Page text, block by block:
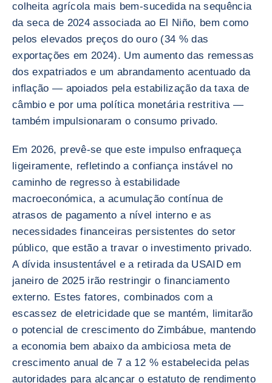
colheita agrícola mais bem-sucedida na sequência
da seca de 2024 associada ao El Niño, bem como
pelos elevados preços do ouro (34 % das
exportações em 2024). Um aumento das remessas
dos expatriados e um abrandamento acentuado da
inflação — apoiados pela estabilização da taxa de
câmbio e por uma política monetária restritiva —
também impulsionaram o consumo privado.
Em 2026, prevê-se que este impulso enfraqueça
ligeiramente, refletindo a confiança instável no
caminho de regresso à estabilidade
macroeconómica, a acumulação contínua de
atrasos de pagamento a nível interno e as
necessidades financeiras persistentes do setor
público, que estão a travar o investimento privado.
A dívida insustentável e a retirada da USAID em
janeiro de 2025 irão restringir o financiamento
externo. Estes fatores, combinados com a
escassez de eletricidade que se mantém, limitarão
o potencial de crescimento do Zimbábue, mantendo
a economia bem abaixo da ambiciosa meta de
crescimento anual de 7 a 12 % estabelecida pelas
autoridades para alcançar o estatuto de rendimento